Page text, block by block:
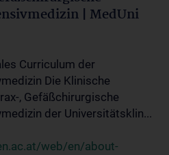
| MedUni
Curriculum der
Die Klinische
, Gefäßchirurgische
der Universitätsklin...
web/en/about-